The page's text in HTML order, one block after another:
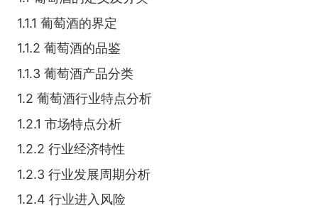
1.1.1 葡萄酒的界定
1.1.2 葡萄酒的品鉴
1.1.3 葡萄酒产品分类
1.2 葡萄酒行业特点分析
1.2.1 市场特点分析
1.2.2 行业经济特性
1.2.3 行业发展周期分析
1.2.4 行业进入风险